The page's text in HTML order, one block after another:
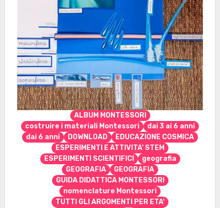
ALBUM MONTESSORI
costruire i materiali Montessori
dai 3 ai 6 anni
dai 6 anni
DOWNLOAD
EDUCAZIONE COSMICA
ESPERIMENTI E ATTIVITA' STEM
ESPERIMENTI SCIENTIFICI
geografia
GEOGRAFIA
GEOGRAFIA
GUIDA DIDATTICA MONTESSORI
nomenclature Montessori
TUTTI GLI ARGOMENTI PER ETA'